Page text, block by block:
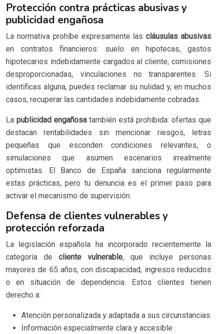
Protección contra prácticas abusivas y
publicidad engañosa
La normativa prohíbe expresamente lascláusulas abusivas
en contratos financieros: suelo en hipotecas, gastos
hipotecarios indebidamente cargados al cliente, comisiones
desproporcionadas, vinculaciones no transparentes. Si
identificas alguna, puedes reclamar su nulidad y, en muchos
casos, recuperar las cantidades indebidamente cobradas.
La publicidad engañosa también está prohibida: ofertas que
destacan rentabilidades sin mencionar riesgos, letras
pequeñas que esconden condiciones relevantes, o
simulaciones que asumen escenarios irrealmente
optimistas. El Banco de España sanciona regularmente
estas prácticas, pero tu denuncia es el primer paso para
activar el mecanismo de supervisión.
Defensa de clientes vulnerables y
protección reforzada
La legislación española ha incorporado recientemente la
categoría de cliente vulnerable, que incluye personas
mayores de 65 años, con discapacidad, ingresos reducidos
o en situación de dependencia. Estos clientes tienen
derecho a:
Atención personalizada y adaptada a sus circunstancias
Información especialmente clara y accesible